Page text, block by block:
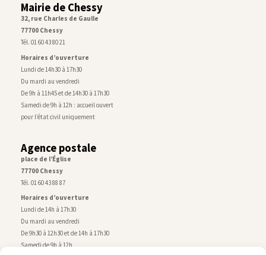
Mairie de Chessy
32, rue Charles de Gaulle
77700 Chessy
Tél. 01 60 43 80 21
Horaires d’ouverture
Lundi de 14h30 à 17h30
Du mardi au vendredi
De 9h à 11h45 et de 14h30 à 17h30
Samedi de 9h à 12h : accueil ouvert
pour l’état civil uniquement
Agence postale
place de l’Église
77700 Chessy
Tél. 01 60 43 88 87
Horaires d’ouverture
Lundi de 14h à 17h30
Du mardi au vendredi
De 9h30 à 12h30 et de 14h à 17h30
Samedi de 9h à 12h